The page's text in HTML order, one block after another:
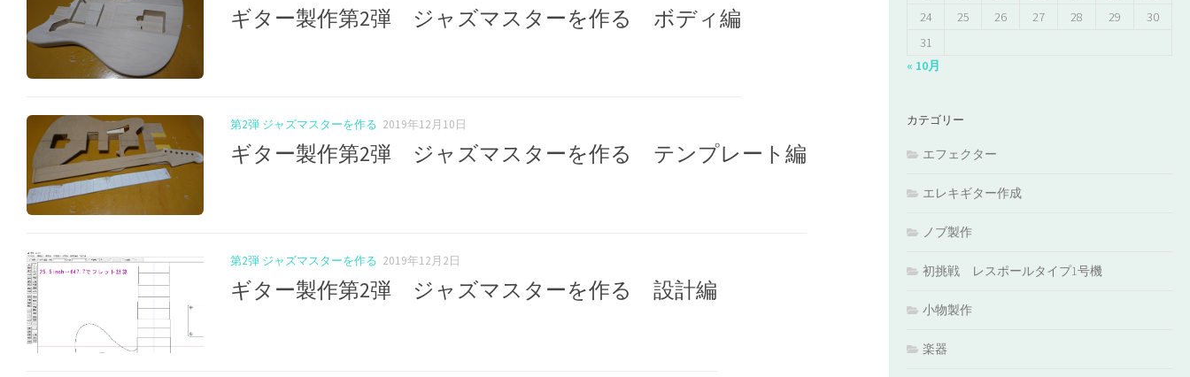
ギター製作第2弾 ジャズマスターを作る ボディ編
第2弾 ジャズマスターを作る 2019年12月10日
ギター製作第2弾 ジャズマスターを作る テンプレート編
第2弾 ジャズマスターを作る 2019年12月2日
ギター製作第2弾 ジャズマスターを作る 設計編
24
25 26 27 28 29
30
31
« 10月
カテゴリー
エフェクター
エレキギター作成
ノブ製作
初挑戦 レスポールタイプ1号機
小物製作
楽器